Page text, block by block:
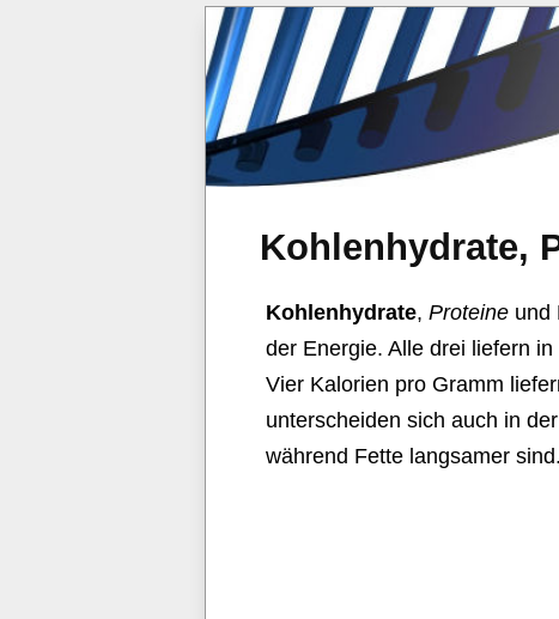
Kohlenhydrate,
Kohlenhydrate, Proteine und
der Energie. Alle drei liefern
Vier Kalorien pro Gramm
unterscheiden sich auch in
während Fette langsamer sind.